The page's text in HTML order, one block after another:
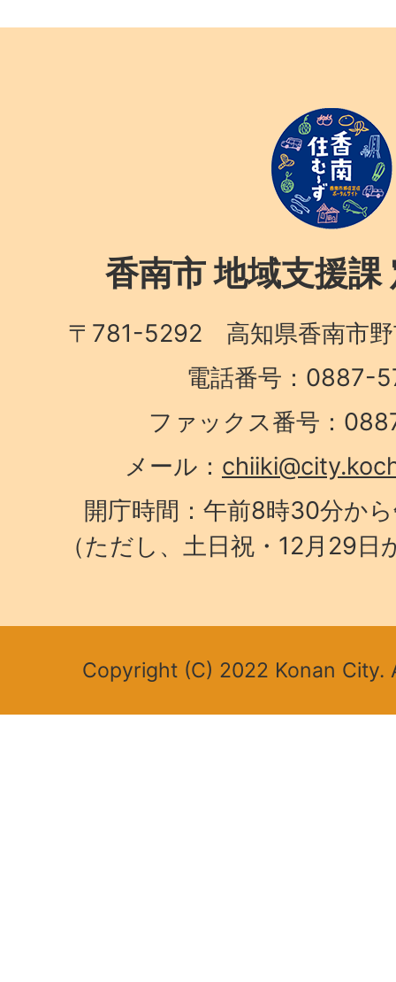
香南市 地域支援課
〒781-5292 高知県香南市
電話番号：0887-
ファックス番号：
メール：
開庁時間：午前8時30分か
（ただし、土日祝・12月29
Copyright (C) 2022 Konan City.